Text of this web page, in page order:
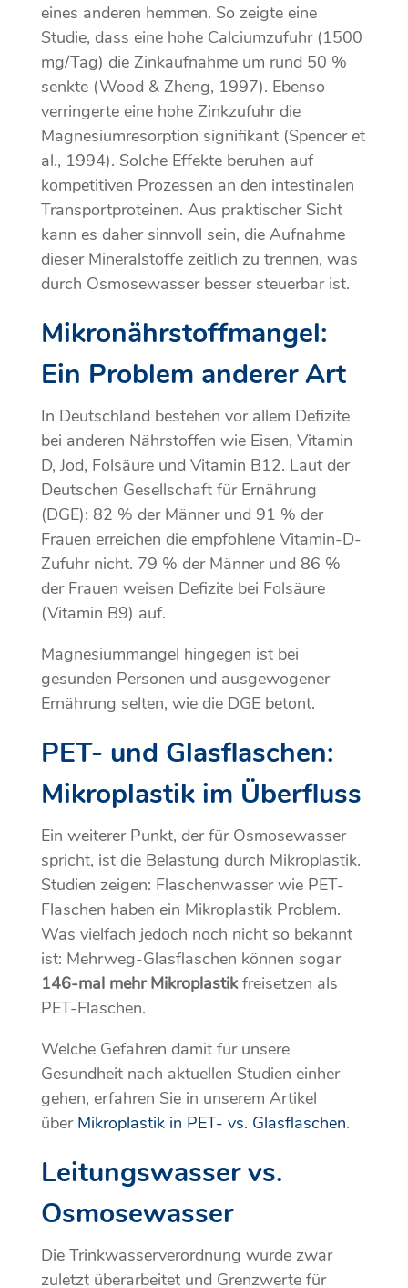
eines anderen hemmen. So zeigte eine
Studie, dass eine hohe Calciumzufuhr (1500
mg/Tag) die Zinkaufnahme um rund 50 %
senkte (Wood & Zheng, 1997). Ebenso
verringerte eine hohe Zinkzufuhr die
Magnesiumresorption signifikant (Spencer et
al., 1994). Solche Effekte beruhen auf
kompetitiven Prozessen an den intestinalen
Transportproteinen. Aus praktischer Sicht
kann es daher sinnvoll sein, die Aufnahme
dieser Mineralstoffe zeitlich zu trennen, was
durch Osmosewasser besser steuerbar ist.
Mikronährstoffmangel:
Ein Problem anderer Art
In Deutschland bestehen vor allem Defizite
bei anderen Nährstoffen wie Eisen, Vitamin
D, Jod, Folsäure und Vitamin B12. Laut der
Deutschen Gesellschaft für Ernährung
(DGE): 82 % der Männer und 91 % der
Frauen erreichen die empfohlene Vitamin-D-
Zufuhr nicht. 79 % der Männer und 86 %
der Frauen weisen Defizite bei Folsäure
(Vitamin B9) auf.
Magnesiummangel hingegen ist bei
gesunden Personen und ausgewogener
Ernährung selten, wie die DGE betont.
PET- und Glasflaschen:
Mikroplastik im Überfluss
Ein weiterer Punkt, der für Osmosewasser
spricht, ist die Belastung durch Mikroplastik.
Studien zeigen: Flaschenwasser wie PET-
Flaschen haben ein Mikroplastik Problem.
Was vielfach jedoch noch nicht so bekannt
ist: Mehrweg-Glasflaschen können sogar
146-mal mehr Mikroplastikfreisetzen als
PET-Flaschen.
Welche Gefahren damit für unsere
Gesundheit nach aktuellen Studien einher
gehen, erfahren Sie in unserem Artikel
über Mikroplastik in PET- vs. Glasflaschen.
Leitungswasser vs.
Osmosewasser
Die Trinkwasserverordnung wurde zwar
zuletzt überarbeitet und Grenzwerte für